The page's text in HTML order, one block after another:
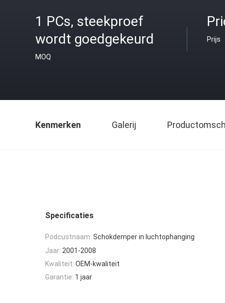
1 PCs, steekproef
wordt goedgekeurd
MOQ
Prijs
Kenmerken Galerij
Specificaties
Podcustnaam: Schokdemper in luchtophanging
Jaar: 2001-2008
Kwaliteit: OEM-kwaliteit
Garantie: 1 jaar